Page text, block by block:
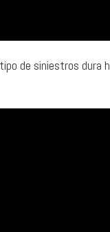
de siniestros dura